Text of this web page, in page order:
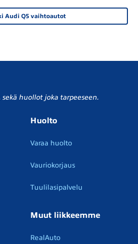
Audi Q5 vaihtoautot
huollot joka tarpeeseen.
Huolto
Varaa huolto
Vauriokorjaus
Tuulilasipalvelu
Muut liikkeemme
RealAuto